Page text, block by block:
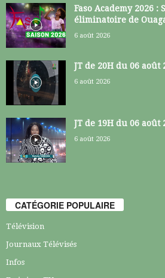
Faso Academy 2026 :
éliminatoire de
6 août 2026
JT de 20H du 06 août
6 août 2026
JT de 19H du 06 août
6 août 2026
CATÉGORIE POPULAIRE
Télévision
Journaux Télévisés
Infos